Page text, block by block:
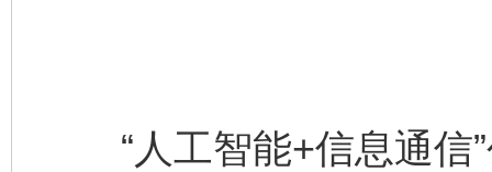
“人工智能+信息通信”